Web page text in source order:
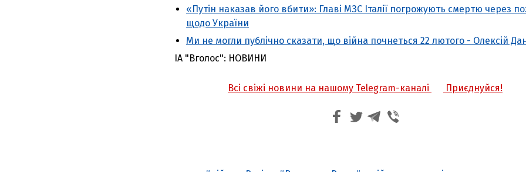
«Путін наказав його вбити»: Главі МЗС Італії погрожують смертю через
щодо України
Ми не могли публічно сказати, що війна почнеться 22 лютого - Олексій
ІА "Вголос": НОВИНИ
Всі свіжі новини на нашому Telegram-каналі Приєднуйся!